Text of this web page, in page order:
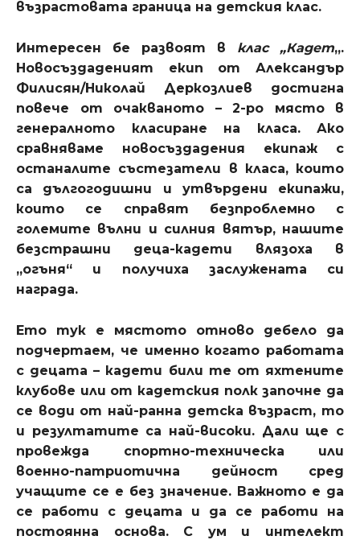
възрастовата граница на детския клас.
Интересен бе развоят в клас „Кадет„.
Новосъздаденият екип от Александър
Филисян/Николай Деркозлиев достигна
повече от очакваното – 2-ро място в
генералното класиране на класа. Ако
сравняваме новосъздадения екипаж с
останалите състезатели в класа, които
са дългогодишни и утвърдени екипажи,
които се справят безпроблемно с
големите вълни и силния вятър, нашите
безстрашни деца-кадети влязоха в
„огъня“ и получиха заслужената си
награда.
Ето тук е мястото отново дебело да
подчертаем, че именно когато работата
с децата – кадети били те от яхтените
клубове или от кадетския полк започне да
се води от най-ранна детска възраст, то
и резултатите са най-високи. Дали ще с
провежда спортно-техническа или
военно-патриотична дейност сред
учащите се е без значение. Важното е да
се работи с децата и да се работи на
постоянна основа. С ум и интелект